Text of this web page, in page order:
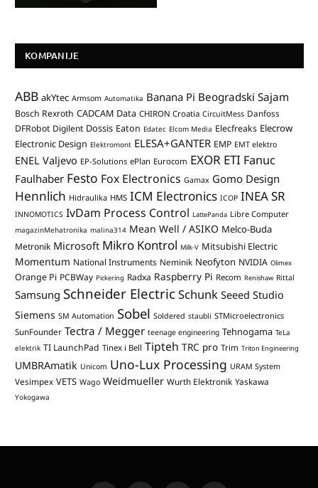
KOMPANIJE
ABB akYtec Armsom Automatika Banana Pi Beogradski Sajam
Bosch Rexroth CADCAM Data CHIRON Croatia CircuitMess Danfoss
DFRobot Digilent Dossis Eaton Edatec Elcom Media Elecfreaks Elecrow
Electronic Design Elektromont ELESA+GANTER EMP EMT elektro
ENEL Valjevo EP-Solutions ePlan Eurocom EXOR ETI Fanuc
Faulhaber Festo Fox Electronics Gamax Gomo Design
Hennlich Hidraulika HMS ICM Electronics ICOP INEA SR
INNOMOTICS IvDam Process Control LattePanda Libre Computer
magazinMehatronika malina314 Mean Well / ASIKO Melco-Buda
Metronik Microsoft Mikro Kontrol Milk-V Mitsubishi Electric
Momentum National Instruments Neminik Neofyton NVIDIA Olimex
Orange Pi PCBWay Pickering Radxa Raspberry Pi Recom Renishaw Rittal
Samsung Schneider ElectricSchunk Seeed Studio
Siemens SM Automation Sobel Soldered staubli STMicroelectronics
SunFounder Tectra / Megger teenage engineering Tehnogama TeLa
elektrik TI LaunchPad Tinex i Bell Tipteh TRC pro Trim Triton Engineering
UMBRAmatik Unicom Uno-Lux Processing URAM System
Vesimpex VETS Wago Weidmueller Wurth Elektronik Yaskawa
Yokogawa